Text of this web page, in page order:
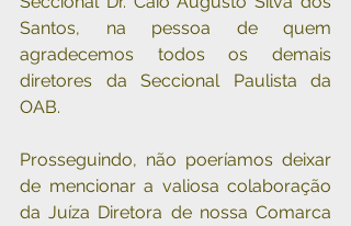
Santos, na pessoa de quem
agradecemos todos os demais
diretores da Seccional Paulista da
OAB.
Prosseguindo, não poeríamos deixar
de mencionar a valiosa colaboração
da Juíza Diretora de nossa Comarca